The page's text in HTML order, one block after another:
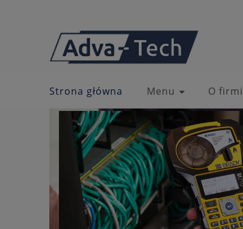
Strona główna Menu O